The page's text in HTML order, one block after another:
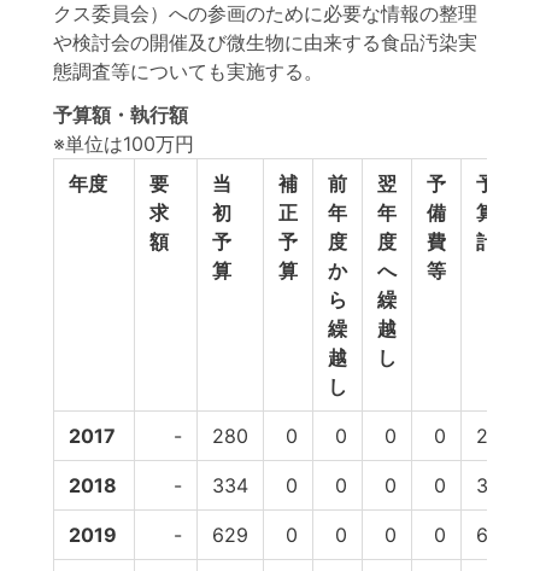
クス委員会）への参画のために必要な情報の整理
や検討会の開催及び微生物に由来する食品汚染実
態調査等についても実施する。
予算額・執行額
※単位は100万円
年度
要
求
額
当
初
予
算
補
正
予
算
前
年
度
か
ら
繰
越
し
翌
年
度
へ
繰
越
し
予
備
費
等
予
算
計
2017 - 280 0 0 0 0 280
2018 - 334 0 0 0 0 334
2019 - 629 0 0 0 0 629